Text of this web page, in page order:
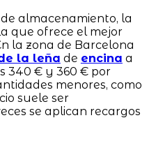
almacenamiento, la
que ofrece el mejor
la zona de Barcelona
la leña de encina a
340 € y 360 € por
menores, como
suele ser
se aplican recargos